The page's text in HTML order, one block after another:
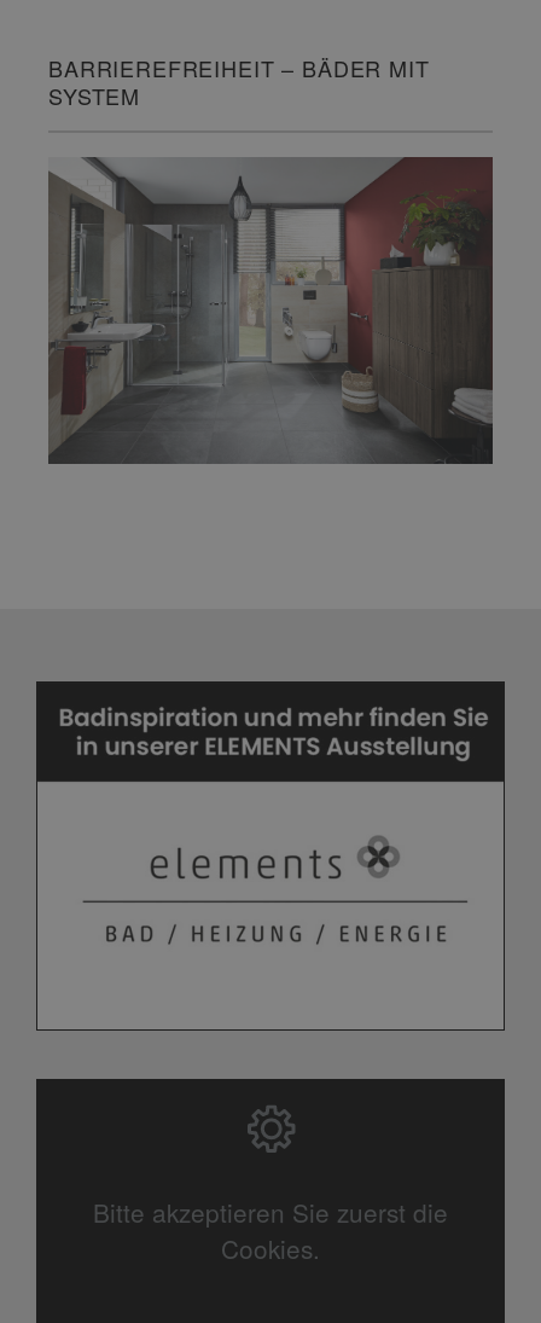
BARRIEREFREIHEIT – BÄDER MIT
SYSTEM
Bitte akzeptieren Sie zuerst die
Cookies.